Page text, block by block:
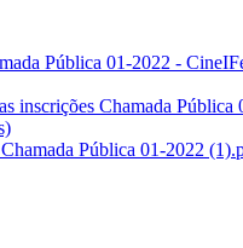
Pública 01-2022 -
inscrições Chamada Pública
Pública 01-2022